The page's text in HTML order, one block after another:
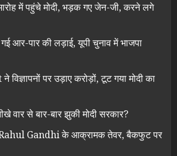
में पहुंचे मोदी, भड़क गए जेन-जी, करने लगे
आर-पार की लड़ाई, यूपी चुनाव में भाजपा
पर उड़ाए करोड़ों, टूट गया मोदी का
से बार-बार झुकी मोदी सरकार?
Rahul Gandhi के आक्रामक तेवर, बैकफुट पर